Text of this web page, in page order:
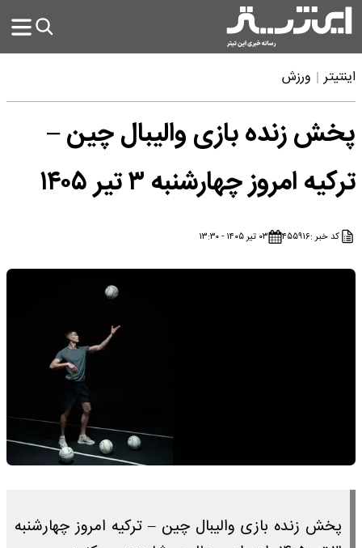
اینتیتر ورزش
پخش زنده بازی والیبال چین –
ترکیه امروز چهارشنبه ۳ تیر ۱۴۰۵
کد خبر :۴۵۵۹۱۶ ۰۳ تیر ۱۴۰۵ - ۱۳:۳۰
پخش زنده بازی والیبال چین – ترکیه امروز چهارشنبه